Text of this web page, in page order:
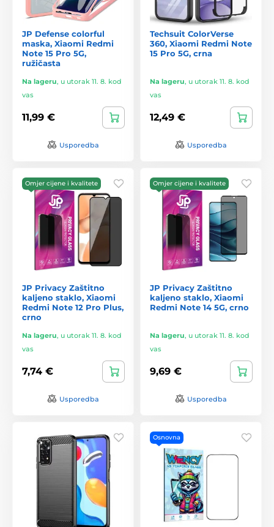
JP Defense colorful
maska, Xiaomi Redmi
Note 15 Pro 5G,
ružičasta
Na lageru, u utorak 11. 8. kod
vas
11,99 €
Usporedba
Techsuit ColorVerse
360, Xiaomi Redmi Note
15 Pro 5G, crna
Na lageru, u utorak 11. 8. kod
vas
12,49 €
Usporedba
Omjer cijene i kvalitete
JP Privacy Zaštitno
kaljeno staklo, Xiaomi
Redmi Note 12 Pro Plus,
crno
Na lageru, u utorak 11. 8. kod
vas
7,74 €
Usporedba
Omjer cijene i kvalitete
JP Privacy Zaštitno
kaljeno staklo, Xiaomi
Redmi Note 14 5G, crno
Na lageru, u utorak 11. 8. kod
vas
9,69 €
Usporedba
Osnovna